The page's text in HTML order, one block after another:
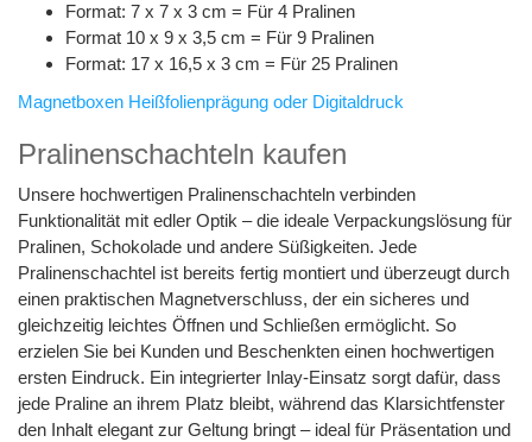
Format: 7 x 7 x 3 cm = Für 4 Pralinen
Format 10 x 9 x 3,5 cm = Für 9 Pralinen
Format: 17 x 16,5 x 3 cm = Für 25 Pralinen
Magnetboxen Heißfolienprägung oder Digitaldruck
Pralinenschachteln kaufen
Unsere hochwertigen Pralinenschachteln verbinden
Funktionalität mit edler Optik – die ideale Verpackungslösung für
Pralinen, Schokolade und andere Süßigkeiten. Jede
Pralinenschachtel ist bereits fertig montiert und überzeugt durch
einen praktischen Magnetverschluss, der ein sicheres und
gleichzeitig leichtes Öffnen und Schließen ermöglicht. So
erzielen Sie bei Kunden und Beschenkten einen hochwertigen
ersten Eindruck. Ein integrierter Inlay-Einsatz sorgt dafür, dass
jede Praline an ihrem Platz bleibt, während das Klarsichtfenster
den Inhalt elegant zur Geltung bringt – ideal für Präsentation und